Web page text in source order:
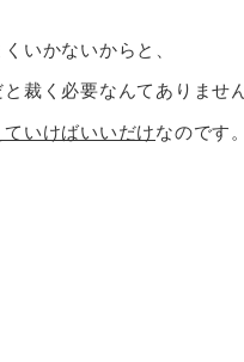
いかないからと、
裁く必要なんてありません
いけばいいだけなのです。